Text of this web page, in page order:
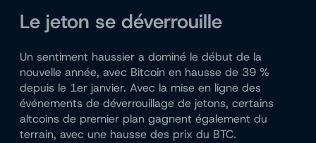
Le jeton se déverrouille
Un sentiment haussier a dominé le début de la
nouvelle année, avec Bitcoin en hausse de 39 %
depuis le 1er janvier. Avec la mise en ligne des
événements de déverrouillage de jetons, certains
altcoins de premier plan gagnent également du
terrain, avec une hausse des prix du BTC.